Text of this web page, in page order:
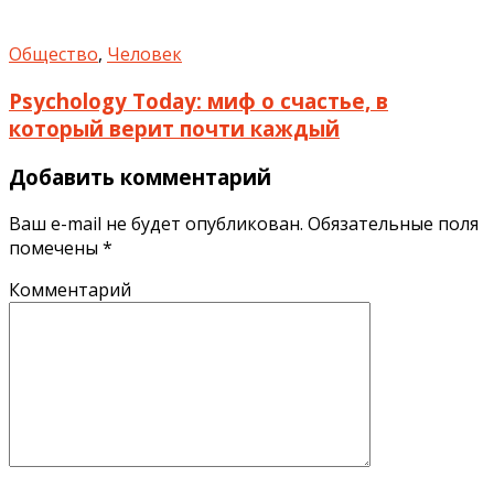
Общество, Человек
Psychology Today: миф о счастье, в
который верит почти каждый
Добавить комментарий
Ваш e-mail не будет опубликован. Обязательные поля
помечены *
Комментарий